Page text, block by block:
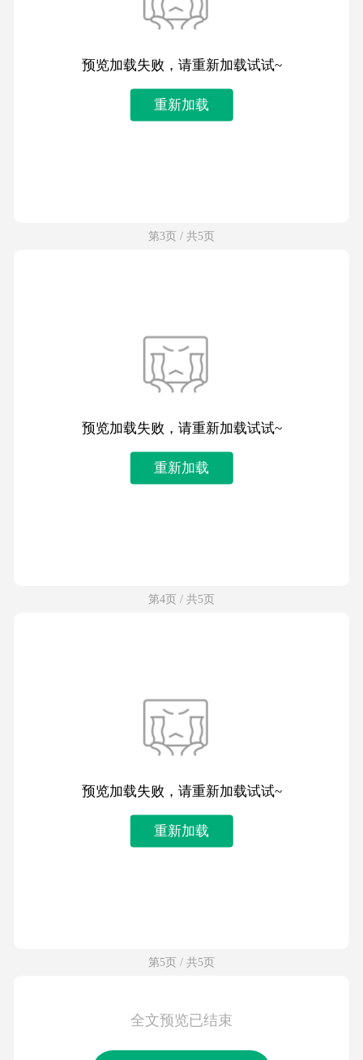
预览加载失败，请重新加载试试~
重新加载
第3页 / 共5页
预览加载失败，请重新加载试试~
重新加载
第4页 / 共5页
预览加载失败，请重新加载试试~
重新加载
第5页 / 共5页
全文预览已结束